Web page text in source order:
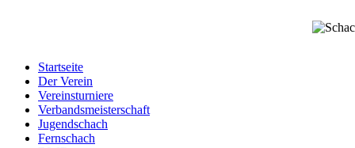
Startseite
Der Verein
Vereinsturniere
Verbandsmeisterschaft
Jugendschach
Fernschach